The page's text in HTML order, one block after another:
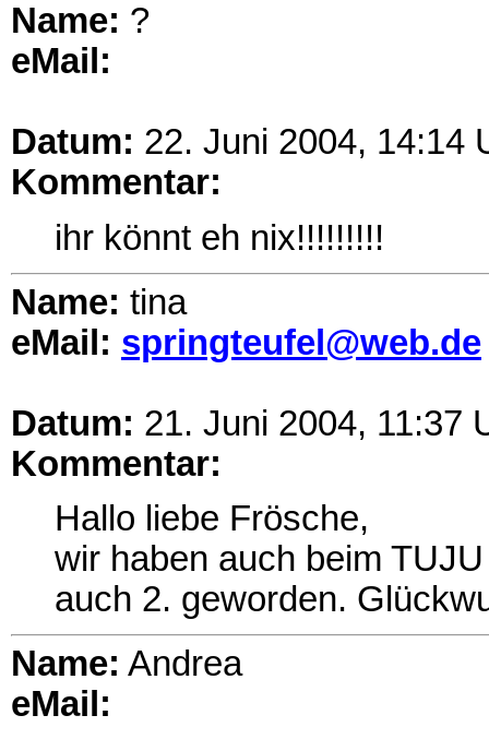
Name: ?
eMail:
Datum: 22. Juni 2004, 14:14
Kommentar:
ihr könnt eh nix!!!!!!!!!
Name: tina
eMail: springteufel@web.de
Datum: 21. Juni 2004, 11:37
Kommentar:
Hallo liebe Frösche,
wir haben auch beim
auch 2. geworden.
Name: Andrea
eMail: